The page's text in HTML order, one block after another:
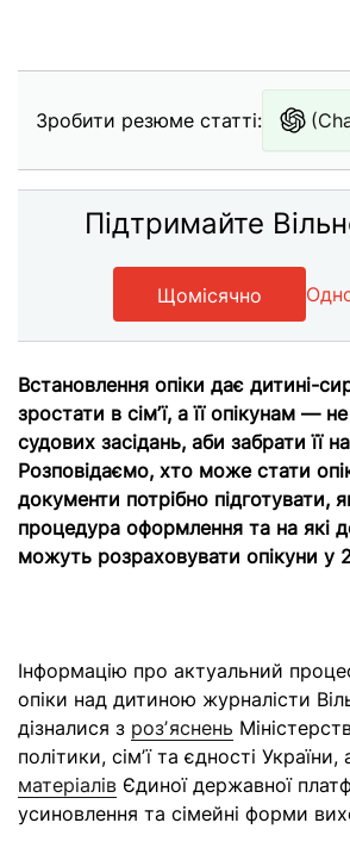
Зробити резюме статті:
Підтримайте
Щомісячно
Встановлення опіки дає дитині-
зростати в сімʼї, а її опікунам —
судових засідань, аби забрати її
Розповідаємо, хто може стати
документи потрібно підготувати,
процедура оформлення та на які
можуть розраховувати опікуни у
Інформацію про актуальний
опіки над дитиною журналісти
дізналися з розʼяснень
політики, сімʼї та єдності
матеріалів Єдиної державної
усиновлення та сімейні форми